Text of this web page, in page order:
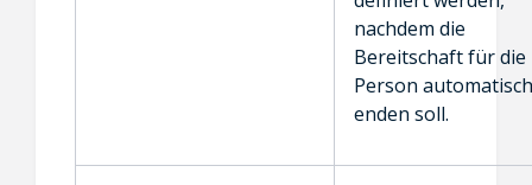
nachdem die
Bereitschaft für die
Person automatisch
enden soll.